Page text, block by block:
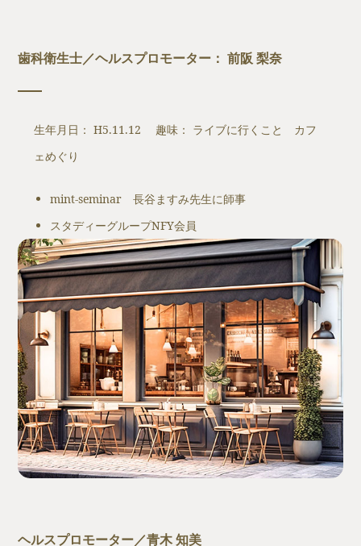
歯科衛生士／ヘルスプロモーター： 前阪 梨奈
生年月日： H5.11.12 趣味： ライブに行くこと カフ
ェめぐり
mint-seminar 長谷ますみ先生に師事
スタディーグループNFY会員
ヘルスプロモーター／青木 知美